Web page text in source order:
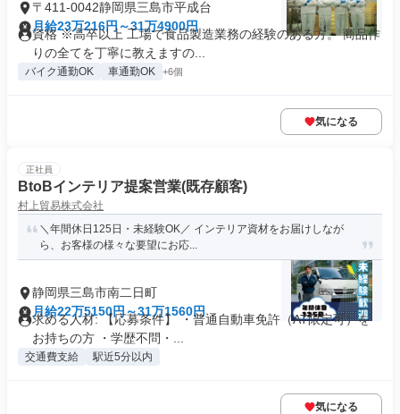
〒411-0042静岡県三島市平成台
月給23万216円～31万4900円
資格 ※高卒以上 工場で食品製造業務の経験のある方。 商品作
りの全てを丁寧に教えますの...
バイク通勤OK 車通勤OK +6個
気になる
正社員
BtoBインテリア提案営業(既存顧客)
村上貿易株式会社
＼年間休日125日・未経験OK／ インテリア資材をお届けしなが
ら、お客様の様々な要望にお応...
静岡県三島市南二日町
月給22万5150円～31万1560円
求める人材: 【応募条件】 ・普通自動車免許（AT限定可）を
お持ちの方 ・学歴不問・...
交通費支給 駅近5分以内
気になる